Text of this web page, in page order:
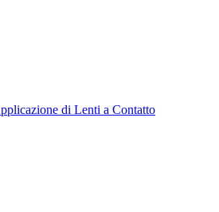
di Lenti a Contatto